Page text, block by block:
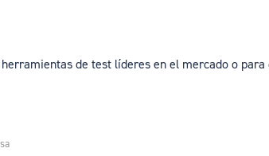
de test líderes en el mercado o